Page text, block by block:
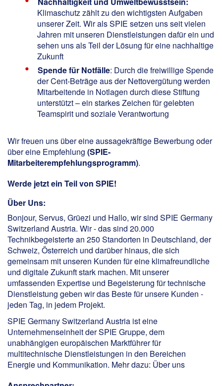
Klimaschutz zählt zu den wichtigsten Aufgaben
unserer Zeit. Wir als SPIE setzen uns seit vielen
Jahren mit unseren Dienstleistungen dafür ein und
sehen uns als Teil der Lösung für eine nachhaltige
Zukunft
Spende für Notfälle: Durch die freiwillige Spende
der Cent-Beträge aus der Nettovergütung werden
Mitarbeitende in Notlagen durch diese Stiftung
unterstützt – ein starkes Zeichen für gelebten
Teamspirit und soziale Verantwortung
Wir freuen uns über eine aussagekräftige Bewerbung oder
über eine Empfehlung (SPIE-
Mitarbeiterempfehlungsprogramm).
Werde jetzt ein Teil von SPIE!
Über Uns:
Bonjour, Servus, Grüezi und Hallo, wir sind SPIE Germany
Switzerland Austria. Wir - das sind 20.000
Technikbegeisterte an 250 Standorten in Deutschland, der
Schweiz, Österreich und darüber hinaus, die sich
gemeinsam mit unseren Kunden für eine klimafreundliche
und digitale Zukunft stark machen. Mit unserer
umfassenden Expertise und Begeisterung für technische
Dienstleistung geben wir das Beste für unsere Kunden -
jeden Tag, in jedem Projekt.
SPIE Germany Switzerland Austria ist eine
Unternehmenseinheit der SPIE Gruppe, dem
unabhängigen europäischen Marktführer für
multitechnische Dienstleistungen in den Bereichen
Energie und Kommunikation. Mehr dazu: Über uns